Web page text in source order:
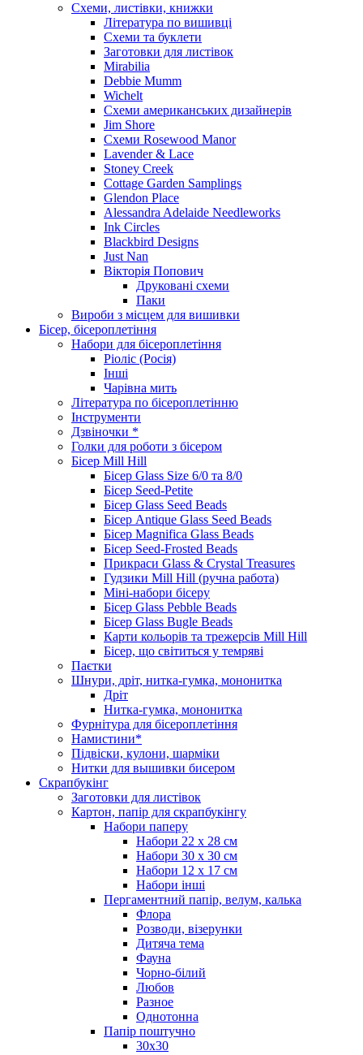
Схеми, листівки, книжки
Література по вишивці
Схеми та буклети
Заготовки для листівок
Mirabilia
Debbie Mumm
Wichelt
Схеми американських дизайнерів
Jim Shore
Cхеми Rosewood Manor
Lavender & Lace
Stoney Creek
Cottage Garden Samplings
Glendon Place
Alessandra Adelaide Needleworks
Ink Circles
Blackbird Designs
Just Nan
Вікторія Попович
Друковані схеми
Паки
Вироби з місцем для вишивки
Бісер, бісероплетіння
Набори для бісероплетіння
Ріоліс (Росія)
Інші
Чарівна мить
Література по бісероплетінню
Інструменти
Дзвіночки *
Голки для роботи з бісером
Бісер Mill Hill
Бісер Glass Size 6/0 та 8/0
Бісер Seed-Petite
Бісер Glass Seed Beads
Бісер Antique Glass Seed Beads
Бісер Magnifica Glass Beads
Бісер Seed-Frosted Beads
Прикраси Glass & Crystal Treasures
Гудзики Mill Hill (ручна работа)
Міні-набори бісеру
Бісер Glass Pebble Beads
Бісер Glass Bugle Beads
Карти кольорів та трежерсів Mill Hill
Бісер, що світиться у темряві
Паєтки
Шнури, дріт, нитка-гумка, мононитка
Дріт
Нитка-гумка, мононитка
Фурнітура для бісероплетіння
Намистини*
Підвіски, кулони, шарміки
Нитки для вышивки бисером
Скрапбукінг
Заготовки для листівок
Картон, папір для скрапбукінгу
Набори паперу
Набори 22 х 28 см
Набори 30 х 30 см
Набори 12 х 17 см
Набори інші
Пергаментний папір, велум, калька
Флора
Розводи, візерунки
Дитяча тема
Фауна
Чорно-білий
Любов
Разное
Однотонна
Папір поштучно
30х30